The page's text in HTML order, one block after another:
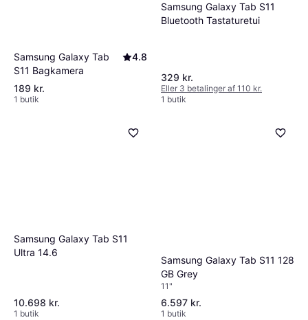
Samsung Galaxy Tab
S11 Bagkamera
4.8
189 kr.
1 butik
Samsung Galaxy Tab S11
Bluetooth Tastaturetui
329 kr.
Eller 3 betalinger af 110 kr.
1 butik
Samsung Galaxy Tab S11
Ultra 14.6
10.698 kr.
1 butik
Samsung Galaxy Tab S11 128
GB Grey
11"
6.597 kr.
1 butik